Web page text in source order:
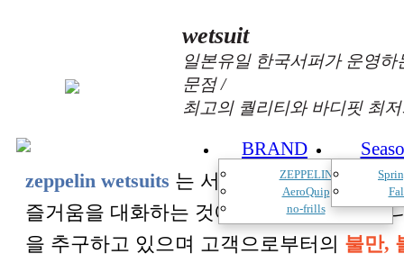
wetsuit
일본유일 한국서퍼가 운영
문점 /
최고의 퀄리티와 바디핏 최
BRAND
ZEPPELIN
AeroQuip
no-frills
zeppelin wetsuits 는 서퍼들의 느낌과 의견
즐거움을 대화하는 것에 목표를 두고 있
을 추구하고 있으며 고객으로부터의 불만,